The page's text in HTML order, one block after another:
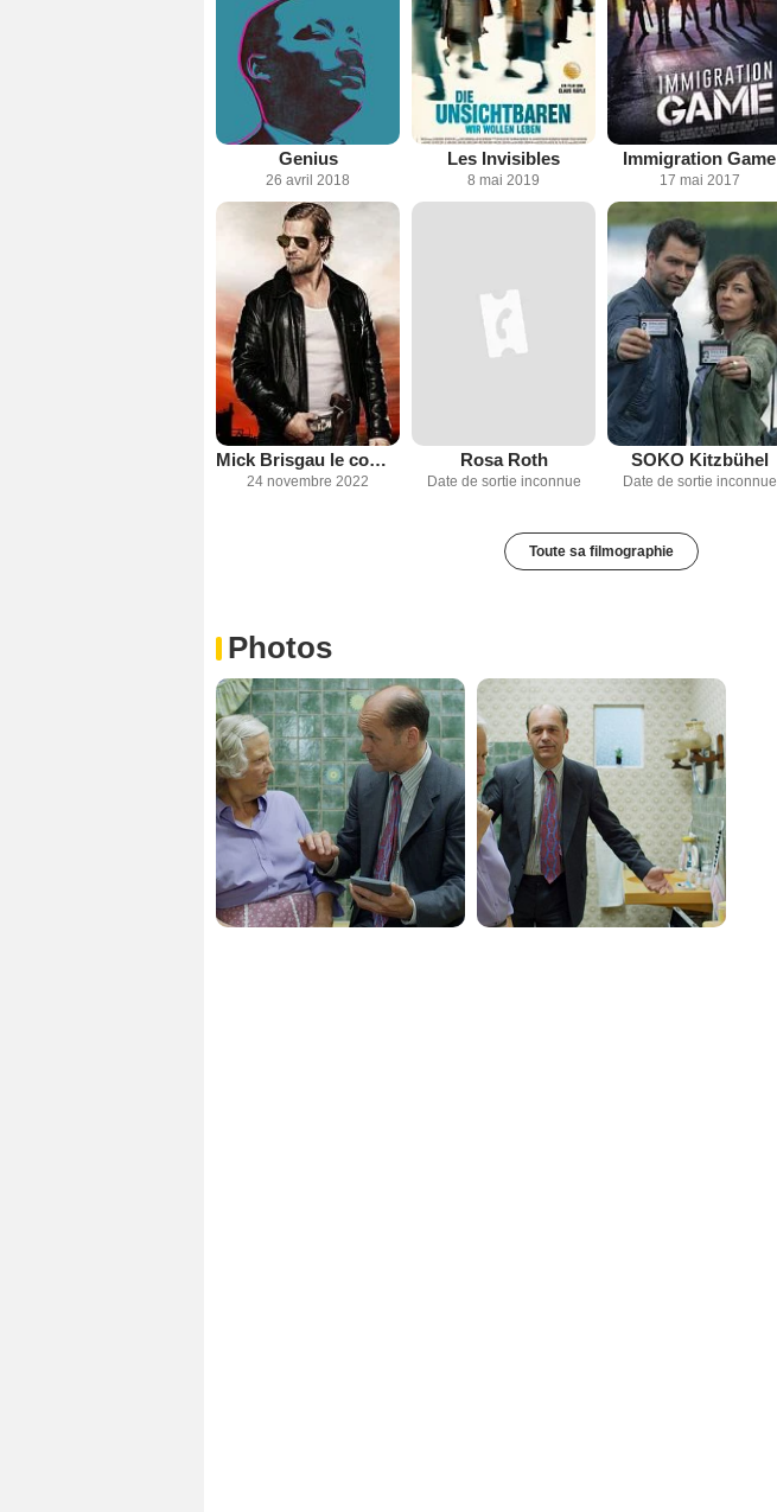
Genius
26 avril 2018
Les Invisibles
8 mai 2019
Immigration Game
17 mai 2017
Mick Brisgau le come-back d'un superflic
24 novembre 2022
Rosa Roth
Date de sortie inconnue
SOKO Kitzbühel
Date de sortie inconnue
Toute sa filmographie
Photos